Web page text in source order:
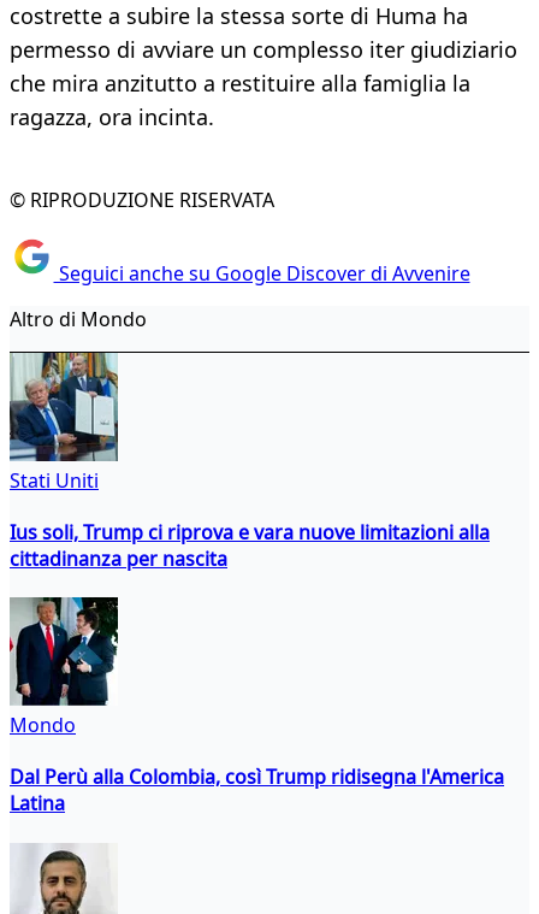
costrette a subire la stessa sorte di Huma ha
permesso di avviare un complesso iter giudiziario
che mira anzitutto a restituire alla famiglia la
ragazza, ora incinta.
© RIPRODUZIONE RISERVATA
Seguici anche su Google Discover di Avvenire
Altro di Mondo
Stati Uniti
Ius soli, Trump ci riprova e vara nuove limitazioni alla
cittadinanza per nascita
Mondo
Dal Perù alla Colombia, così Trump ridisegna l'America
Latina